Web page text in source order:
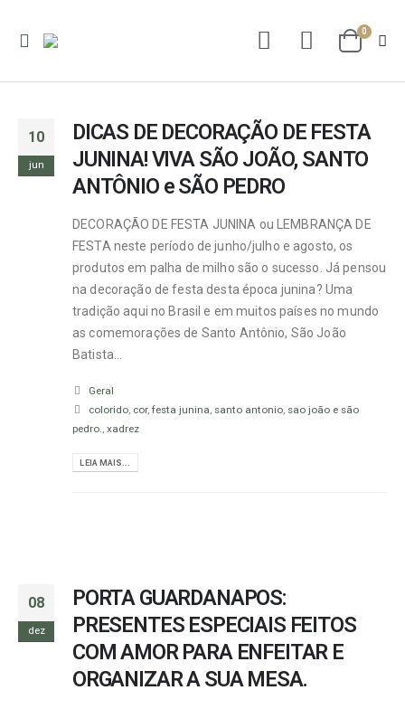
0
10
jun
DICAS DE DECORAÇÃO DE FESTA
JUNINA! VIVA SÃO JOÃO, SANTO
ANTÔNIO e SÃO PEDRO
DECORAÇÃO DE FESTA JUNINA ou LEMBRANÇA DE
FESTA neste período de junho/julho e agosto, os
produtos em palha de milho são o sucesso. Já pensou
na decoração de festa desta época junina? Uma
tradição aqui no Brasil e em muitos países no mundo
as comemorações de Santo Antônio, São João
Batista...
Geral
colorido, cor, festa junina, santo antonio, sao joão e são
pedro., xadrez
LEIA MAIS...
08
dez
PORTA GUARDANAPOS:
PRESENTES ESPECIAIS FEITOS
COM AMOR PARA ENFEITAR E
ORGANIZAR A SUA MESA.